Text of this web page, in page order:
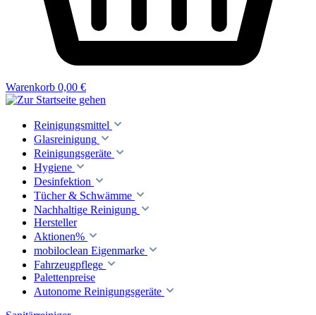
Warenkorb 0,00 €
Reinigungsmittel
Glasreinigung
Reinigungsgeräte
Hygiene
Desinfektion
Tücher & Schwämme
Nachhaltige Reinigung
Hersteller
Aktionen%
mobiloclean Eigenmarke
Fahrzeugpflege
Palettenpreise
Autonome Reinigungsgeräte